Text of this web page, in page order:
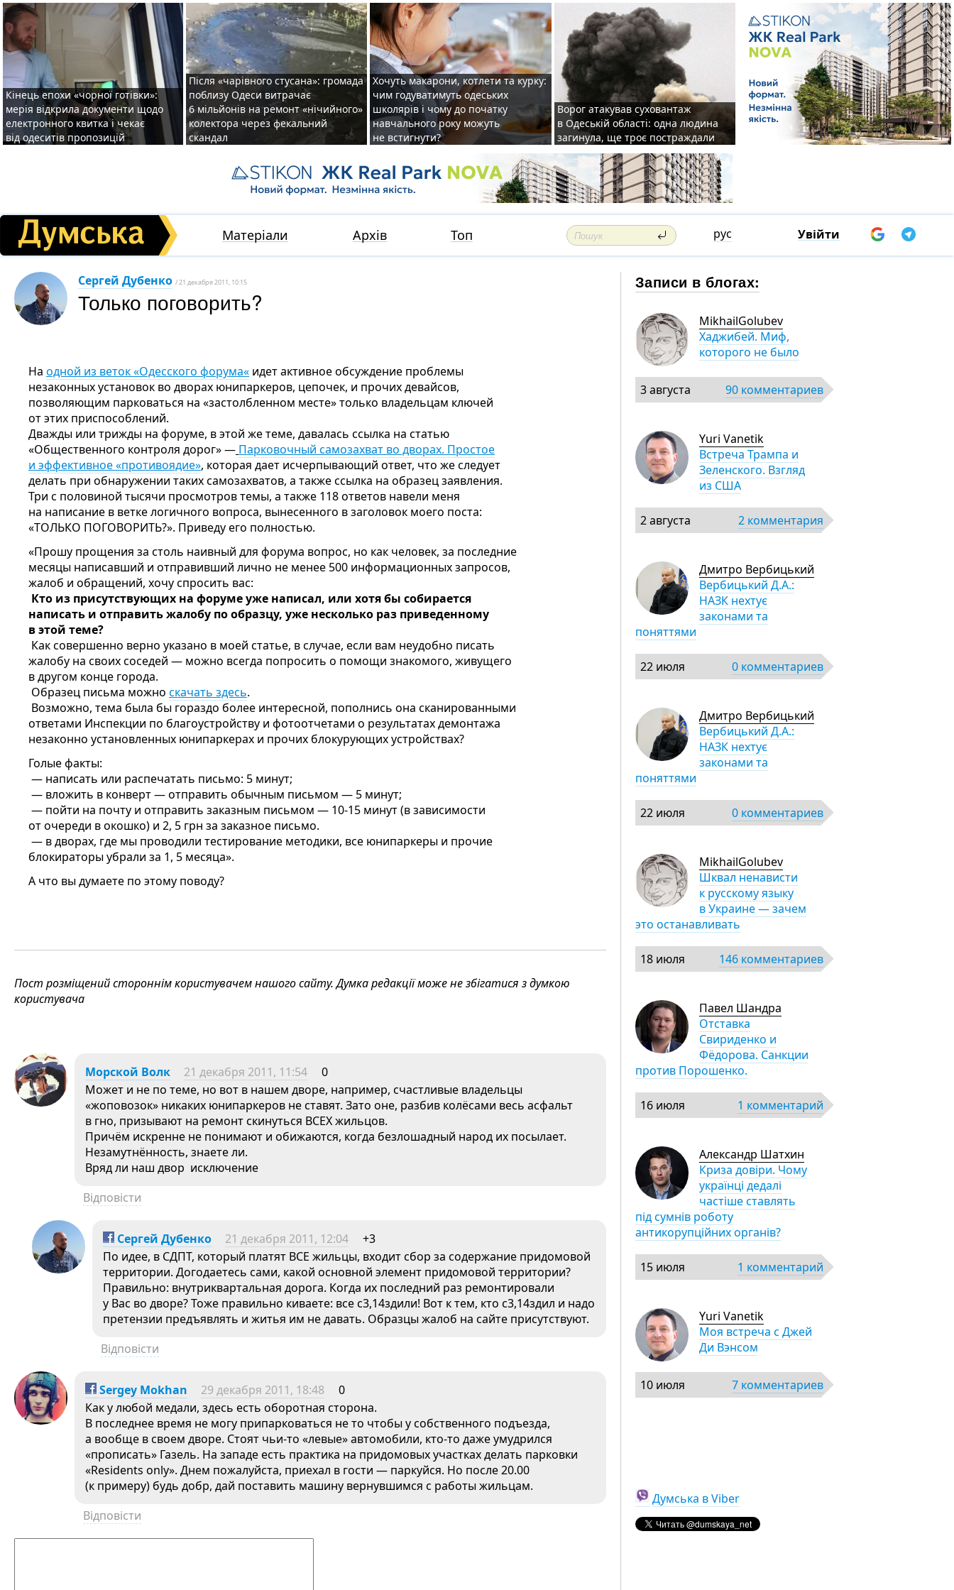
Кінець епохи «чорної готівки»:
мерія відкрила документи щодо
електронного квитка і чекає
від одеситів пропозицій
Після «чарівного стусана»: громада
поблизу Одеси витрачає
6 мільйонів на ремонт «нічийного»
колектора через фекальний
скандал
Хочуть макарони, котлети та курку:
чим годуватимуть одеських
школярів і чому до початку
навчального року можуть
не встигнути?
Ворог атакував суховантаж
в Одеській області: одна людина
загинула, ще троє постраждали
Матеріали Архів Топ рус Увійти
Сергей Дубенко / 21 декабря 2011, 10:15
Только поговорить?
На одной из веток «Одесского форума« идет активное обсуждение проблемы
незаконных установок во дворах юнипаркеров, цепочек, и прочих девайсов,
позволяющим парковаться на «застолбленном месте» только владельцам ключей
от этих приспособлений.
Дважды или трижды на форуме, в этой же теме, давалась ссылка на статью
«Общественного контроля дорог» — Парковочный самозахват во дворах. Простое
и эффективное «противоядие», которая дает исчерпывающий ответ, что же следует
делать при обнаружении таких самозахватов, а также ссылка на образец заявления.
Три с половиной тысячи просмотров темы, а также 118 ответов навели меня
на написание в ветке логичного вопроса, вынесенного в заголовок моего поста:
«ТОЛЬКО ПОГОВОРИТЬ?». Приведу его полностью.
«Прошу прощения за столь наивный для форума вопрос, но как человек, за последние
месяцы написавший и отправивший лично не менее 500 информационных запросов,
жалоб и обращений, хочу спросить вас:
Кто из присутствующих на форуме уже написал, или хотя бы собирается
написать и отправить жалобу по образцу, уже несколько раз приведенному
в этой теме?
Как совершенно верно указано в моей статье, в случае, если вам неудобно писать
жалобу на своих соседей — можно всегда попросить о помощи знакомого, живущего
в другом конце города.
Образец письма можно скачать здесь.
Возможно, тема была бы гораздо более интересной, пополнись она сканированными
ответами Инспекции по благоустройству и фотоотчетами о результатах демонтажа
незаконно установленных юнипаркерах и прочих блокурующих устройствах?
Голые факты:
— написать или распечатать письмо: 5 минут;
— вложить в конверт — отправить обычным письмом — 5 минут;
— пойти на почту и отправить заказным письмом — 10-15 минут (в зависимости
от очереди в окошко) и 2, 5 грн за заказное письмо.
— в дворах, где мы проводили тестирование методики, все юнипаркеры и прочие
блокираторы убрали за 1, 5 месяца».
А что вы думаете по этому поводу?
Пост розміщений стороннім користувачем нашого сайту. Думка редакції може не збігатися з думкою
користувача
Морской Волк 21 декабря 2011, 11:54
0
Может и не по теме, но вот в нашем дворе, например, счастливые владельцы
«жоповозок» никаких юнипаркеров не ставят. Зато оне, разбив колёсами весь асфальт
в гно, призывают на ремонт скинуться ВСЕХ жильцов.
Причём искренне не понимают и обижаются, когда безлошадный народ их посылает.
Незамутнённость, знаете ли.
Вряд ли наш двор исключение
Відповісти
Сергей Дубенко 21 декабря 2011, 12:04
+3
По идее, в СДПТ, который платят ВСЕ жильцы, входит сбор за содержание придомовой
территории. Догодаетесь сами, какой основной элемент придомовой территории?
Правильно: внутриквартальная дорога. Когда их последний раз ремонтировали
у Вас во дворе? Тоже правильно киваете: все с3,14здили! Вот к тем, кто с3,14здил и надо
претензии предъявлять и житья им не давать. Образцы жалоб на сайте присутствуют.
Відповісти
Sergey Mokhan 29 декабря 2011, 18:48
0
Как у любой медали, здесь есть оборотная сторона.
В последнее время не могу припарковаться не то чтобы у собственного подъезда,
а вообще в своем дворе. Стоят чьи-то «левые» автомобили, кто-то даже умудрился
«прописать» Газель. На западе есть практика на придомовых участках делать парковки
«Residents only». Днем пожалуйста, приехал в гости — паркуйся. Но после 20.00
(к примеру) будь добр, дай поставить машину вернувшимся с работы жильцам.
Відповісти
Записи в блогах:
MikhailGolubev
Хаджибей. Миф,
которого не было
3 августа 90 комментариев
Yuri Vanetik
Встреча Трампа и
Зеленского. Взгляд
из США
2 августа 2 комментария
Дмитро Вербицький
Вербицький Д.А.:
НАЗК нехтує
законами та
поняттями
22 июля 0 комментариев
Дмитро Вербицький
Вербицький Д.А.:
НАЗК нехтує
законами та
поняттями
22 июля 0 комментариев
MikhailGolubev
Шквал ненависти
к русскому языку
в Украине — зачем
это останавливать
18 июля 146 комментариев
Павел Шандра
Отставка
Свириденко и
Фёдорова. Санкции
против Порошенко.
16 июля 1 комментарий
Александр Шатхин
Криза довіри. Чому
українці дедалі
частіше ставлять
під сумнів роботу
антикорупційних органів?
15 июля 1 комментарий
Yuri Vanetik
Моя встреча с Джей
Ди Вэнсом
10 июля 7 комментариев
Думська в Viber